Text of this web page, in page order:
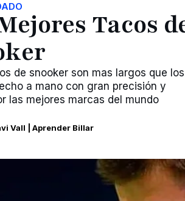
Tacos
de snooker son mas largos que los
a mano con gran precisión y
las mejores marcas del mundo
Vall | Aprender Billar